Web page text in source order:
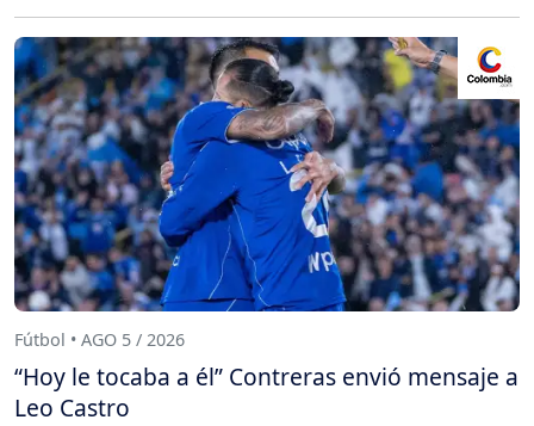
Fútbol • AGO 5 / 2026
“Hoy le tocaba a él” Contreras envió mensaje a
Leo Castro